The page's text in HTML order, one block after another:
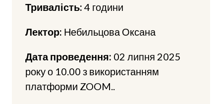
Тривалість: 4 години
Лектор: Небильцова Оксана
Дата проведення: 02 липня 2025
року о 10.00 з використанням
платформи ZOOM..